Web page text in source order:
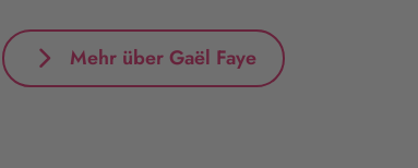
Mehr über Gaël Faye